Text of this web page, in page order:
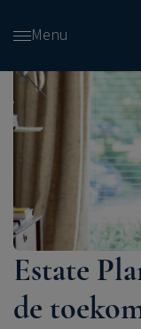
en
inhoud
gaan
Menu
Estate
de